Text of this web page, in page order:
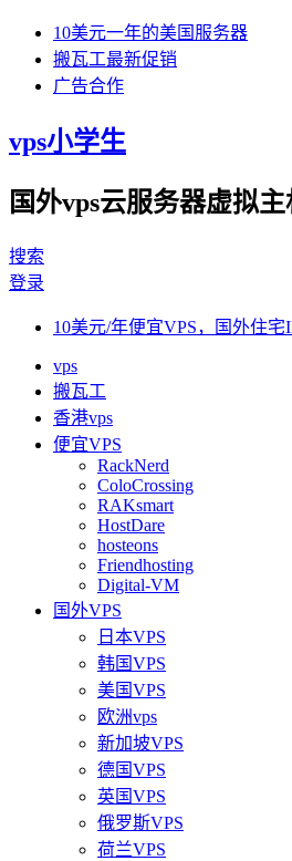
10美元一年的美国服务器
搬瓦工最新促销
广告合作
vps小学生
国外vps云服务器虚拟
搜索
登录
10美元/年便宜VPS，国外住
vps
搬瓦工
香港vps
便宜VPS
RackNerd
ColoCrossing
RAKsmart
HostDare
hosteons
Friendhosting
Digital-VM
国外VPS
日本VPS
韩国VPS
美国VPS
欧洲vps
新加坡VPS
德国VPS
英国VPS
俄罗斯VPS
荷兰VPS